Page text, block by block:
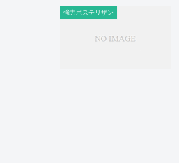
強力ポステリザン